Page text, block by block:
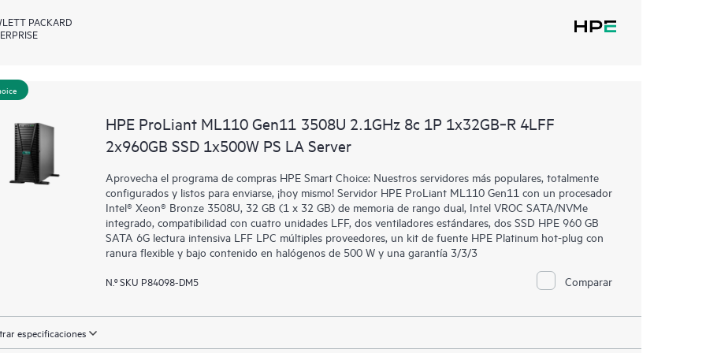
PACKARD
HPE ProLiant ML110 Gen11 3508U 2.1GHz 8c 1P 1x32GB‑R 4LFF
2x960GB SSD 1x500W PS LA Server
Aprovecha el programa de compras HPE Smart Choice: Nuestros servidores más populares, totalmente
configurados y listos para enviarse, ¡hoy mismo! Servidor HPE ProLiant ML110 Gen11 con un procesador
Intel® Xeon® Bronze 3508U, 32 GB (1 x 32 GB) de memoria de rango dual, Intel VROC SATA/NVMe
integrado, compatibilidad con cuatro unidades LFF, dos ventiladores estándares, dos SSD HPE 960 GB
SATA 6G lectura intensiva LFF LPC múltiples proveedores, un kit de fuente HPE Platinum hot-plug con
ranura flexible y bajo contenido en halógenos de 500 W y una garantía 3/3/3
N.º SKU P84098-DM5 Comparar
especificaciones